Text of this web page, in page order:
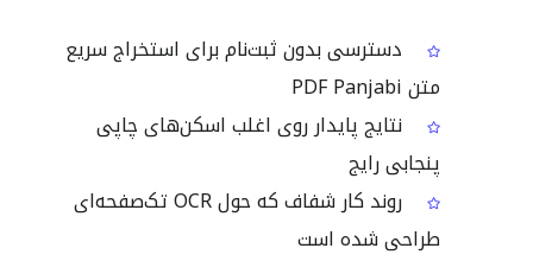
دسترسی بدون ثبت‌نام برای استخراج سریع
متن PDF Panjabi
نتایج پایدار روی اغلب اسکن‌های چاپی
پنجابی رایج
روند کار شفاف که حول OCR تک‌صفحه‌ای
طراحی شده است